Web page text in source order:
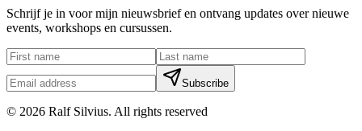
Schrijf je in voor mijn nieuwsbrief en ontvang updates over nieuwe
events, workshops en cursussen.
Subscribe
© 2026 Ralf Silvius. All rights reserved